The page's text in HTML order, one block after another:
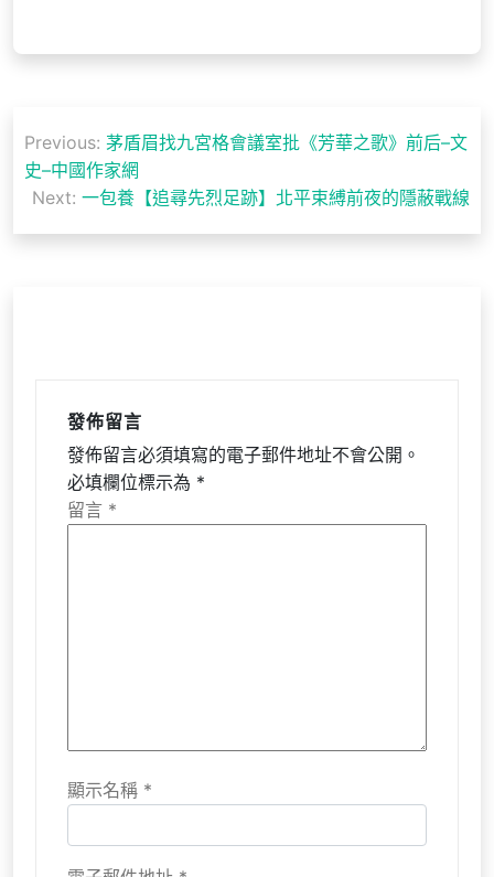
章
導
覽
Previous: 茅盾眉找九宮格會議室批《芳華之歌》前后–文
史–中國作家網
Next: 一包養【追尋先烈足跡】北平束縛前夜的隱蔽戰線
發佈留言
發佈留言必須填寫的電子郵件地址不會公開。
必填欄位標示為 *
留言 *
顯示名稱 *